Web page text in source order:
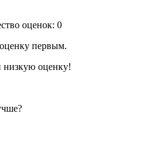
оценок: 0
первым.
низкую оценку!